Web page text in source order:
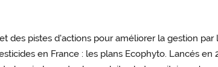
des pistes d'actions pour améliorer la gestion
en France : les plans Ecophyto. Lancés